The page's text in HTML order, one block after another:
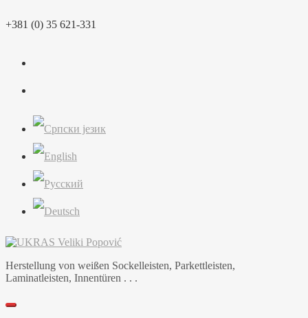
to
+381 (0) 35 621-331
Herstellung von weißen Sockelleisten, Parkettleisten,
Laminatleisten, Innentüren . . .